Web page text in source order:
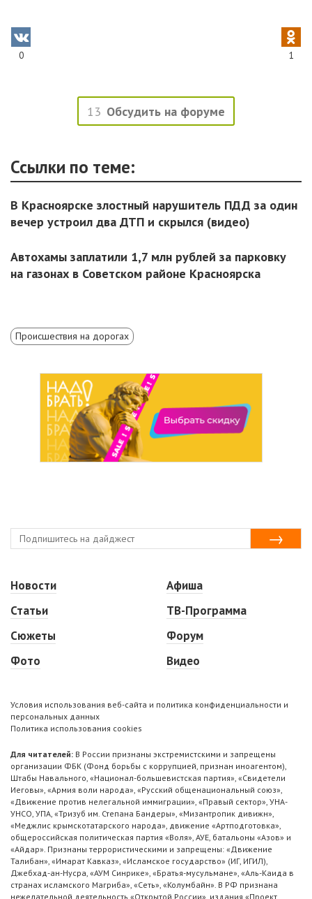
0 1
13 Обсудить на форуме
Ссылки по теме:
В Красноярске злостный нарушитель ПДД за один
вечер устроил два ДТП и скрылся (видео)
Автохамы заплатили 1,7 млн рублей за парковку
на газонах в Советском районе Красноярска
Происшествия на дорогах
Новости
Статьи
Сюжеты
Фото
Афиша
ТВ-Программа
Форум
Видео
Условия использования веб-сайта и политика конфиденциальности и
персональных данных
Политика использования cookies
Для читателей: В России признаны экстремистскими и запрещены
организации ФБК (Фонд борьбы с коррупцией, признан иноагентом),
Штабы Навального, «Национал-большевистская партия», «Свидетели
Иеговы», «Армия воли народа», «Русский общенациональный союз»,
«Движение против нелегальной иммиграции», «Правый сектор», УНА-
УНСО, УПА, «Тризуб им. Степана Бандеры», «Мизантропик дивижн»,
«Меджлис крымскотатарского народа», движение «Артподготовка»,
общероссийская политическая партия «Воля», АУЕ, батальоны «Азов» и
«Айдар». Признаны террористическими и запрещены: «Движение
Талибан», «Имарат Кавказ», «Исламское государство» (ИГ, ИГИЛ),
Джебхад-ан-Нусра, «АУМ Синрике», «Братья-мусульмане», «Аль-Каида в
странах исламского Магриба», «Сеть», «Колумбайн». В РФ признана
нежелательной деятельность «Открытой России», издания «Проект